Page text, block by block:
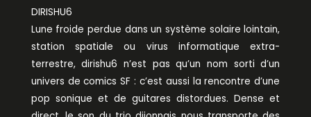
DIRISHU6
Lune froide perdue dans un système solaire lointain,
station spatiale ou virus informatique extra-
terrestre, dirishu6 n’est pas qu’un nom sorti d’un
univers de comics SF : c’est aussi la rencontre d’une
pop sonique et de guitares distordues. Dense et